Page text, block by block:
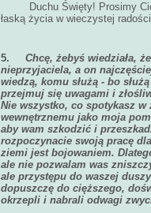
Duchu Święty! Prosimy Cię
łaską życia w wieczystej
5. Chcę, żebyś wiedziała,
nieprzyjaciela, a on
wiedzą, komu służą - bo
przejmuj się uwagami i
Nie wszystko, co spotykasz
wewnętrznemu jako moja
aby wam szkodzić i
rozpoczynacie swoją pracę
ziemi jest bojowaniem.
ale nie pozwalam was
ale przystępu do waszej
dopuszczę do cięższego,
okrzepli i nabrali odwagi